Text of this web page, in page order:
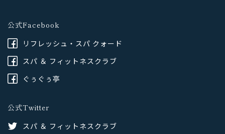
公式Facebook
リフレッシュ・スパ クォード
スパ ＆ フィットネスクラブ
ぐぅぐぅ亭
公式Twitter
スパ ＆ フィットネスクラブ